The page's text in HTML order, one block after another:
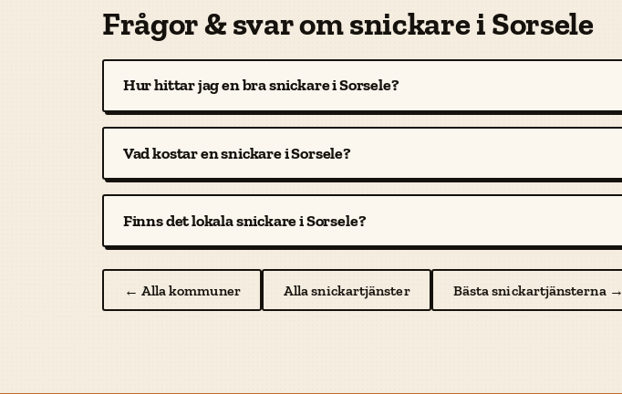
Frågor & svar om snickare i Sorsele
Hur hittar jag en bra snickare i Sorsele?
Vad kostar en snickare i Sorsele?
Finns det lokala snickare i Sorsele?
← Alla kommuner Alla snickartjänster Bästa snickartjänsterna →